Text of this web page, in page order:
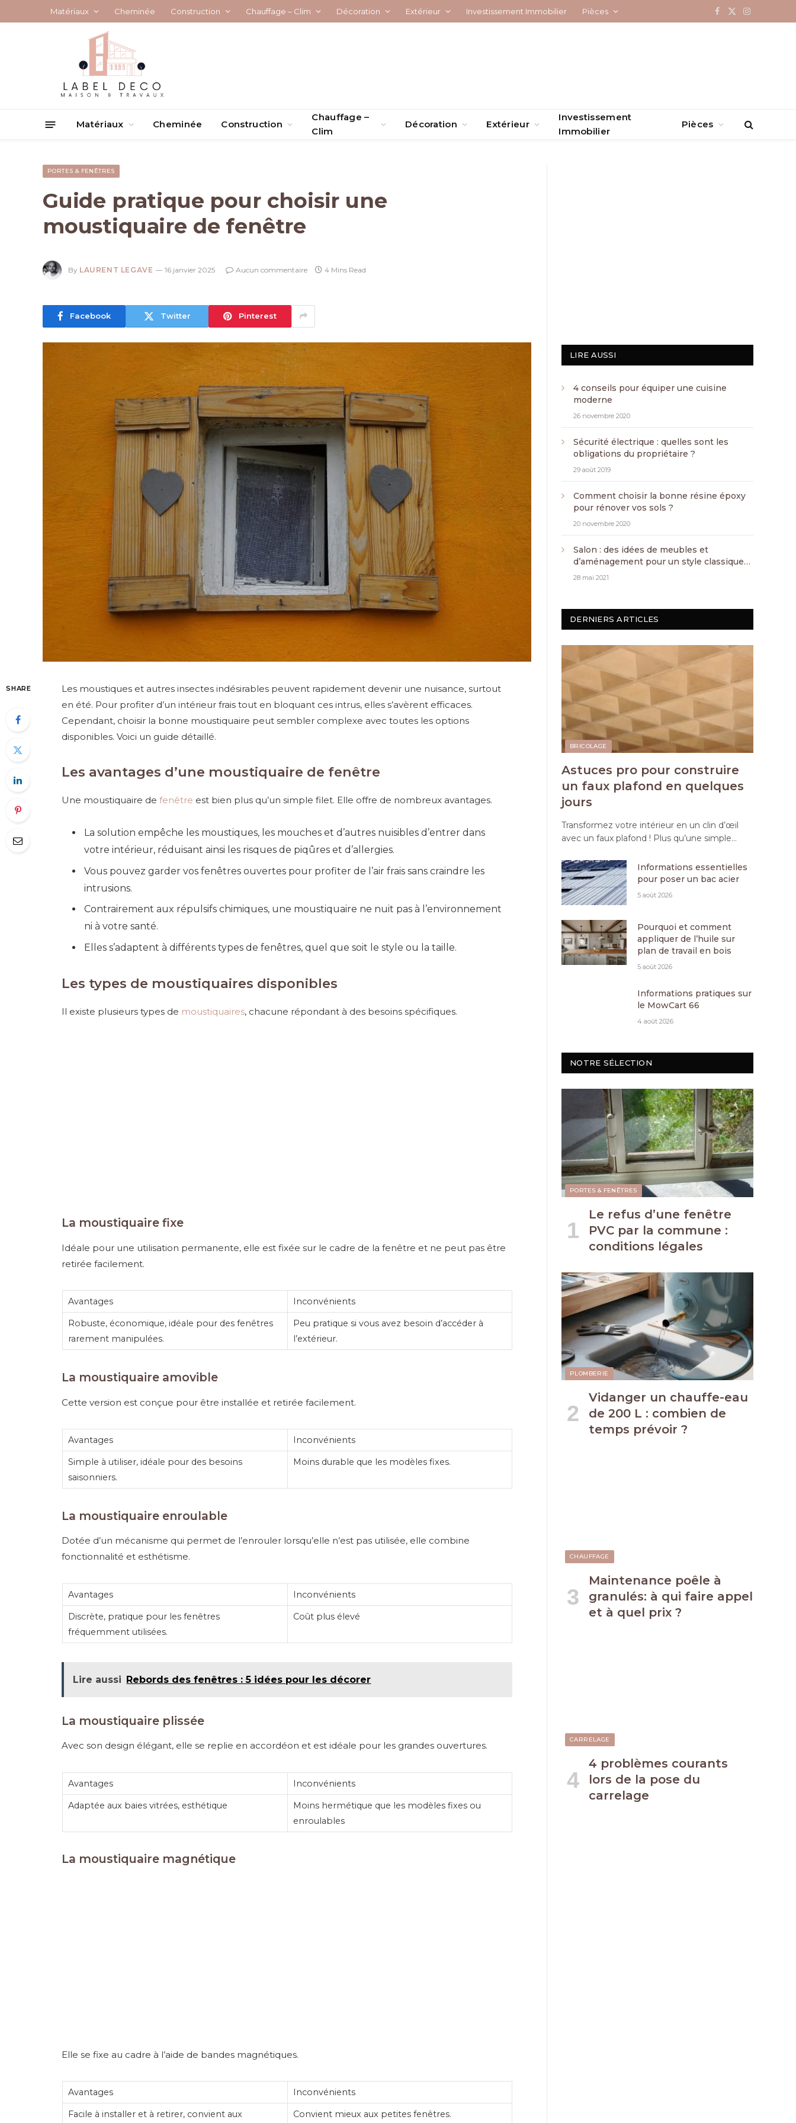
Matériaux Cheminée Construction Chauffage – Clim Décoration Extérieur Investissement Immobilier Pièces Facebook
X
Instagram
Matériaux Cheminée Construction
Chauffage –
Clim
Décoration Extérieur
Investissement
Immobilier
Pièces
PORTES & FENÊTRES
Guide pratique pour choisir une
moustiquaire de fenêtre
By LAURENT LEGAVE 16 janvier 2025 Aucun commentaire 4 Mins Read
Facebook Twitter Pinterest
SHARE
Les moustiques et autres insectes indésirables peuvent rapidement devenir une nuisance, surtout
en été. Pour profiter d’un intérieur frais tout en bloquant ces intrus, elles s’avèrent efficaces.
Cependant, choisir la bonne moustiquaire peut sembler complexe avec toutes les options
disponibles. Voici un guide détaillé.
Les avantages d’une moustiquaire de fenêtre
Une moustiquaire defenêtre est bien plus qu’un simple filet. Elle offre de nombreux avantages.
La solution empêche les moustiques, les mouches et d’autres nuisibles d’entrer dans
votre intérieur, réduisant ainsi les risques de piqûres et d’allergies.
Vous pouvez garder vos fenêtres ouvertes pour profiter de l’air frais sans craindre les
intrusions.
Contrairement aux répulsifs chimiques, une moustiquaire ne nuit pas à l’environnement
ni à votre santé.
Elles s’adaptent à différents types de fenêtres, quel que soit le style ou la taille.
Les types de moustiquaires disponibles
Il existe plusieurs types de moustiquaires, chacune répondant à des besoins spécifiques.
La moustiquaire fixe
Idéale pour une utilisation permanente, elle est fixée sur le cadre de la fenêtre et ne peut pas être
retirée facilement.
Avantages Inconvénients
Robuste, économique, idéale pour des fenêtres
rarement manipulées.
Peu pratique si vous avez besoin d’accéder à
l’extérieur.
La moustiquaire amovible
Cette version est conçue pour être installée et retirée facilement.
Avantages Inconvénients
Simple à utiliser, idéale pour des besoins
saisonniers.
Moins durable que les modèles fixes.
La moustiquaire enroulable
Dotée d’un mécanisme qui permet de l’enrouler lorsqu’elle n’est pas utilisée, elle combine
fonctionnalité et esthétisme.
Avantages Inconvénients
Discrète, pratique pour les fenêtres
fréquemment utilisées.
Coût plus élevé
Lire aussi Rebords des fenêtres : 5 idées pour les décorer
La moustiquaire plissée
Avec son design élégant, elle se replie en accordéon et est idéale pour les grandes ouvertures.
Avantages Inconvénients
Adaptée aux baies vitrées, esthétique
Moins hermétique que les modèles fixes ou
enroulables
La moustiquaire magnétique
Elle se fixe au cadre à l’aide de bandes magnétiques.
Avantages Inconvénients
Facile à installer et à retirer, convient aux Convient mieux aux petites fenêtres.
LIRE AUSSI
4 conseils pour équiper une cuisine
moderne
26 novembre 2020
Sécurité électrique : quelles sont les
obligations du propriétaire ?
29 août 2019
Comment choisir la bonne résine époxy
pour rénover vos sols ?
20 novembre 2020
Salon : des idées de meubles et
d’aménagement pour un style classique
chic
28 mai 2021
DERNIERS ARTICLES
BRICOLAGE
Astuces pro pour construire
un faux plafond en quelques
jours
Transformez votre intérieur en un clin d’œil
avec un faux plafond ! Plus qu’une simple…
Informations essentielles
pour poser un bac acier
5 août 2026
Pourquoi et comment
appliquer de l’huile sur
plan de travail en bois
5 août 2026
Informations pratiques sur
le MowCart 66
4 août 2026
NOTRE SÉLECTION
PORTES & FENÊTRES
Le refus d’une fenêtre
PVC par la commune :
conditions légales
PLOMBERIE
Vidanger un chauffe-eau
de 200 L : combien de
temps prévoir ?
CHAUFFAGE
Maintenance poêle à
granulés: à qui faire appel
et à quel prix ?
CARRELAGE
4 problèmes courants
lors de la pose du
carrelage